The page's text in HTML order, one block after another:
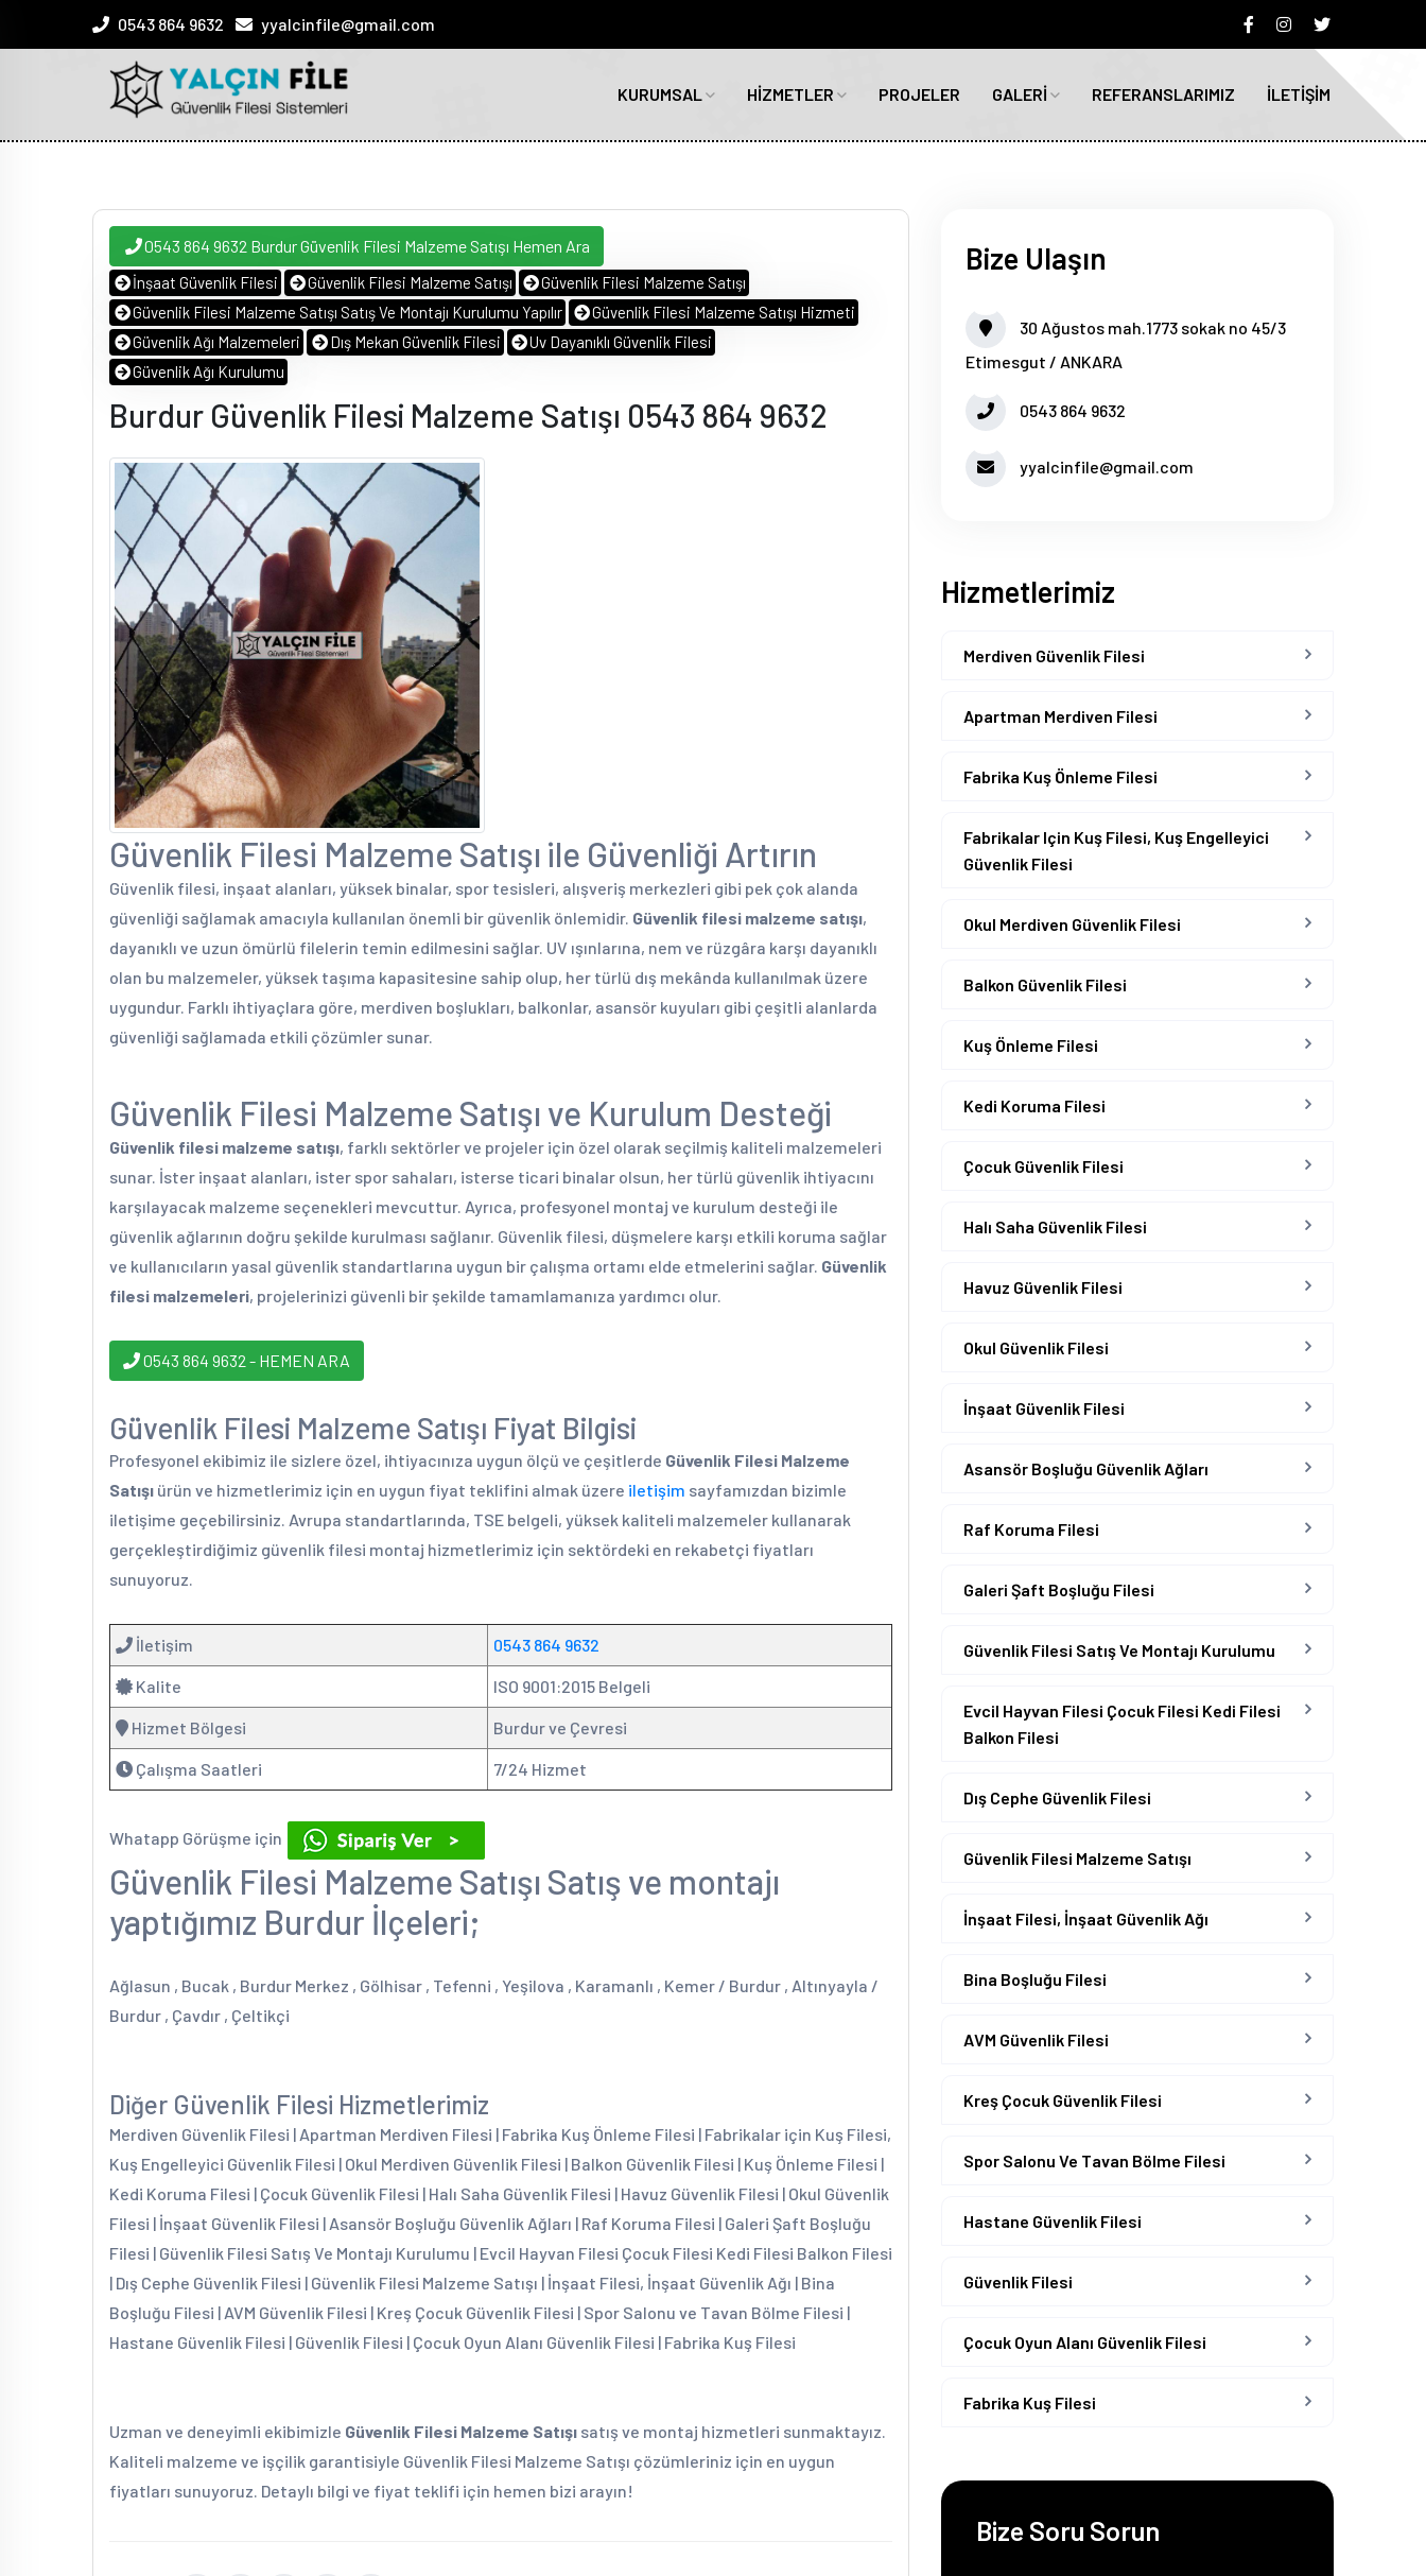
0543 864 9632 yyalcinfile@gmail.com
KURUMSAL HİZMETLER PROJELER GALERİ REFERANSLARIMIZ İLETİŞİM
0543 864 9632 Burdur Güvenlik Filesi Malzeme Satışı Hemen Ara
İnşaat Güvenlik Filesi Güvenlik Filesi Malzeme Satışı
Güvenlik Filesi Malzeme Satışı
Güvenlik Filesi Malzeme Satışı Satış Ve Montajı Kurulumu Yapılır
Güvenlik Filesi Malzeme Satışı Hizmeti
Güvenlik Ağı Malzemeleri
Dış Mekan Güvenlik Filesi
Uv Dayanıklı Güvenlik Filesi
Güvenlik Ağı Kurulumu
Burdur Güvenlik Filesi Malzeme Satışı 0543 864 9632
Güvenlik Filesi Malzeme Satışı ile Güvenliği Artırın
Güvenlik filesi, inşaat alanları, yüksek binalar, spor tesisleri, alışveriş merkezleri gibi pek çok alanda
güvenliği sağlamak amacıyla kullanılan önemli bir güvenlik önlemidir. Güvenlik filesi malzeme satışı,
dayanıklı ve uzun ömürlü filelerin temin edilmesini sağlar. UV ışınlarına, nem ve rüzgâra karşı dayanıklı
olan bu malzemeler, yüksek taşıma kapasitesine sahip olup, her türlü dış mekânda kullanılmak üzere
uygundur. Farklı ihtiyaçlara göre, merdiven boşlukları, balkonlar, asansör kuyuları gibi çeşitli alanlarda
güvenliği sağlamada etkili çözümler sunar.
Güvenlik Filesi Malzeme Satışı ve Kurulum Desteği
Güvenlik filesi malzeme satışı, farklı sektörler ve projeler için özel olarak seçilmiş kaliteli malzemeleri
sunar. İster inşaat alanları, ister spor sahaları, isterse ticari binalar olsun, her türlü güvenlik ihtiyacını
karşılayacak malzeme seçenekleri mevcuttur. Ayrıca, profesyonel montaj ve kurulum desteği ile
güvenlik ağlarının doğru şekilde kurulması sağlanır. Güvenlik filesi, düşmelere karşı etkili koruma sağlar
ve kullanıcıların yasal güvenlik standartlarına uygun bir çalışma ortamı elde etmelerini sağlar. Güvenlik
filesi malzemeleri, projelerinizi güvenli bir şekilde tamamlamanıza yardımcı olur.
0543 864 9632 - HEMEN ARA
Güvenlik Filesi Malzeme Satışı Fiyat Bilgisi
Profesyonel ekibimiz ile sizlere özel, ihtiyacınıza uygun ölçü ve çeşitlerde Güvenlik Filesi Malzeme
Satışı ürün ve hizmetlerimiz için en uygun fiyat teklifini almak üzere iletişim sayfamızdan bizimle
iletişime geçebilirsiniz. Avrupa standartlarında, TSE belgeli, yüksek kaliteli malzemeler kullanarak
gerçekleştirdiğimiz güvenlik filesi montaj hizmetlerimiz için sektördeki en rekabetçi fiyatları
sunuyoruz.
İletişim 0543 864 9632
Kalite ISO 9001:2015 Belgeli
Hizmet Bölgesi Burdur ve Çevresi
Çalışma Saatleri 7/24 Hizmet
Whatapp Görüşme için
Güvenlik Filesi Malzeme Satışı Satış ve montajı
yaptığımız Burdur İlçeleri;
Ağlasun , Bucak , Burdur Merkez , Gölhisar , Tefenni , Yeşilova , Karamanlı , Kemer / Burdur , Altınyayla /
Burdur , Çavdır , Çeltikçi
Diğer Güvenlik Filesi Hizmetlerimiz
Merdiven Güvenlik Filesi | Apartman Merdiven Filesi | Fabrika Kuş Önleme Filesi | Fabrikalar için Kuş Filesi,
Kuş Engelleyici Güvenlik Filesi | Okul Merdiven Güvenlik Filesi | Balkon Güvenlik Filesi | Kuş Önleme Filesi |
Kedi Koruma Filesi | Çocuk Güvenlik Filesi | Halı Saha Güvenlik Filesi | Havuz Güvenlik Filesi | Okul Güvenlik
Filesi | İnşaat Güvenlik Filesi | Asansör Boşluğu Güvenlik Ağları | Raf Koruma Filesi | Galeri Şaft Boşluğu
Filesi | Güvenlik Filesi Satış Ve Montajı Kurulumu | Evcil Hayvan Filesi Çocuk Filesi Kedi Filesi Balkon Filesi
| Dış Cephe Güvenlik Filesi | Güvenlik Filesi Malzeme Satışı | İnşaat Filesi, İnşaat Güvenlik Ağı | Bina
Boşluğu Filesi | AVM Güvenlik Filesi | Kreş Çocuk Güvenlik Filesi | Spor Salonu ve Tavan Bölme Filesi |
Hastane Güvenlik Filesi | Güvenlik Filesi | Çocuk Oyun Alanı Güvenlik Filesi | Fabrika Kuş Filesi
Uzman ve deneyimli ekibimizle Güvenlik Filesi Malzeme Satışı satış ve montaj hizmetleri sunmaktayız.
Kaliteli malzeme ve işçilik garantisiyle Güvenlik Filesi Malzeme Satışı çözümleriniz için en uygun
fiyatları sunuyoruz. Detaylı bilgi ve fiyat teklifi için hemen bizi arayın!
Bize Ulaşın
30 Ağustos mah.1773 sokak no 45/3
Etimesgut / ANKARA
0543 864 9632
yyalcinfile@gmail.com
Hizmetlerimiz
Merdiven Güvenlik Filesi
Apartman Merdiven Filesi
Fabrika Kuş Önleme Filesi
Fabrikalar Için Kuş Filesi, Kuş Engelleyici
Güvenlik Filesi
Okul Merdiven Güvenlik Filesi
Balkon Güvenlik Filesi
Kuş Önleme Filesi
Kedi Koruma Filesi
Çocuk Güvenlik Filesi
Halı Saha Güvenlik Filesi
Havuz Güvenlik Filesi
Okul Güvenlik Filesi
İnşaat Güvenlik Filesi
Asansör Boşluğu Güvenlik Ağları
Raf Koruma Filesi
Galeri Şaft Boşluğu Filesi
Güvenlik Filesi Satış Ve Montajı Kurulumu
Evcil Hayvan Filesi Çocuk Filesi Kedi Filesi
Balkon Filesi
Dış Cephe Güvenlik Filesi
Güvenlik Filesi Malzeme Satışı
İnşaat Filesi, İnşaat Güvenlik Ağı
Bina Boşluğu Filesi
AVM Güvenlik Filesi
Kreş Çocuk Güvenlik Filesi
Spor Salonu Ve Tavan Bölme Filesi
Hastane Güvenlik Filesi
Güvenlik Filesi
Çocuk Oyun Alanı Güvenlik Filesi
Fabrika Kuş Filesi
Bize Soru Sorun